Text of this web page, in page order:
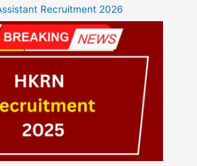
Recruitment 2026